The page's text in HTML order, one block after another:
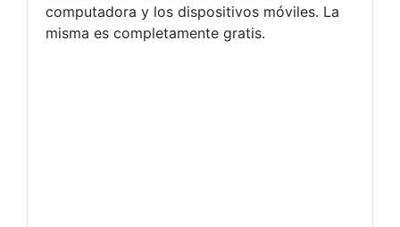
computadora y los dispositivos móviles. La
misma es completamente gratis.